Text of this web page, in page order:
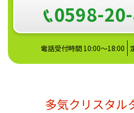
0598-
電話受付時間 10:00～18:00
多気クリスタル